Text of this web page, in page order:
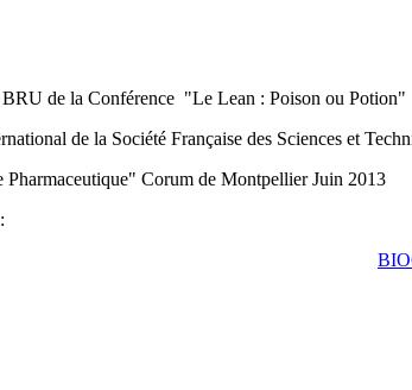
de la Conférence "Le Lean : Poison ou Potion"
de la Société Française des Sciences et
Pharmaceutique" Corum de Montpellier Juin 2013